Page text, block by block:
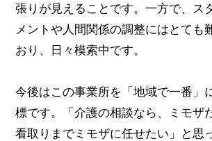
張りが見えることです。一方で、ス
メントや人間関係の調整にはとても
おり、日々模索中です。
今後はこの事業所を「地域で一番」
標です。「介護の相談なら、ミモザ
看取りまでミモザに任せたい」と思